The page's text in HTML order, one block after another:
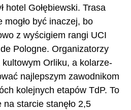
hotel Gołębiewski. Trasa
mogło być inaczej, bo
z wyścigiem rangi UCI
Pologne. Organizatorzy
Orliku, a kolarze-
najlepszym zawodnikom
kolejnych etapów TdP. To
na starcie stanęło 2,5